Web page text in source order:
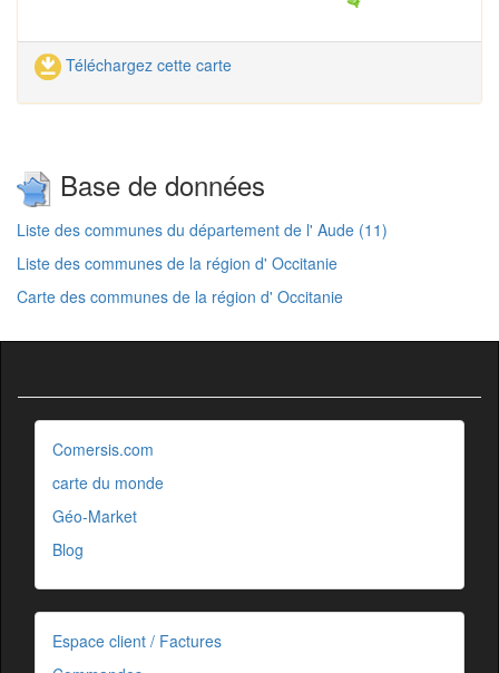
Téléchargez cette carte
Base de données
Liste des communes du département de l' Aude (11)
Liste des communes de la région d' Occitanie
Carte des communes de la région d' Occitanie
Comersis.com
carte du monde
Géo-Market
Blog
Espace client / Factures